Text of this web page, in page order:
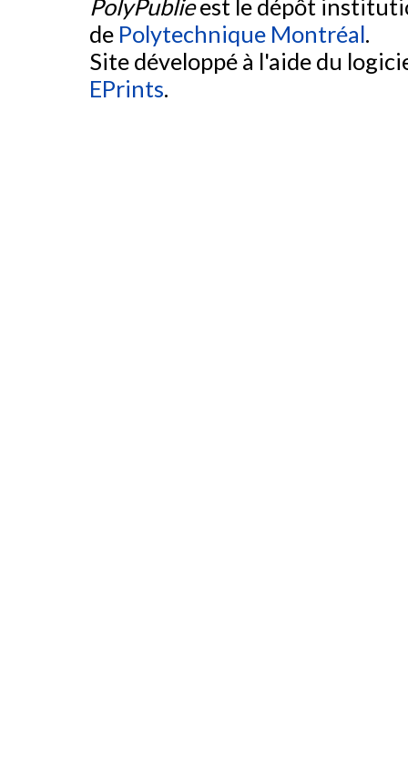
PolyPublieest le dépôt
de Polytechnique Montréal.
Site développé à l'aide du
EPrints.